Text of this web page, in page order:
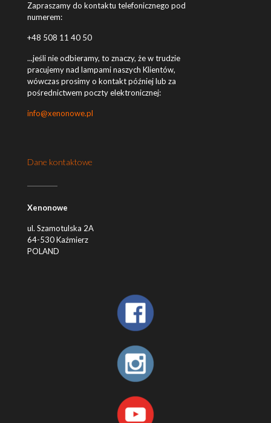
Zapraszamy do kontaktu telefonicznego pod
numerem:
+48 508 11 40 50
...jeśli nie odbieramy, to znaczy, że w trudzie
pracujemy nad lampami naszych Klientów,
wówczas prosimy o kontakt później lub za
pośrednictwem poczty elektronicznej:
info@xenonowe.pl
Dane kontaktowe
Xenonowe
ul. Szamotulska 2A
64-530 Kaźmierz
POLAND